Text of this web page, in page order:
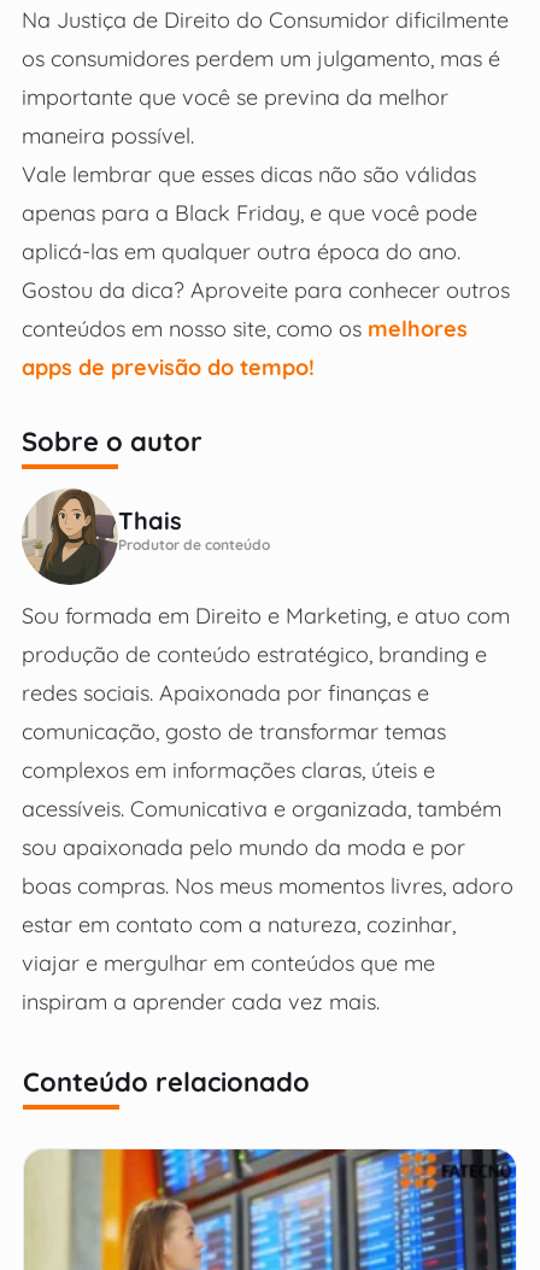
Na Justiça de Direito do Consumidor dificilmente
os consumidores perdem um julgamento, mas é
importante que você se previna da melhor
maneira possível.
Vale lembrar que esses dicas não são válidas
apenas para a Black Friday, e que você pode
aplicá-las em qualquer outra época do ano.
Gostou da dica? Aproveite para conhecer outros
conteúdos em nosso site, como os melhores
apps de previsão do tempo!
Sobre o autor
Thais
Produtor de conteúdo
Sou formada em Direito e Marketing, e atuo com
produção de conteúdo estratégico, branding e
redes sociais. Apaixonada por finanças e
comunicação, gosto de transformar temas
complexos em informações claras, úteis e
acessíveis. Comunicativa e organizada, também
sou apaixonada pelo mundo da moda e por
boas compras. Nos meus momentos livres, adoro
estar em contato com a natureza, cozinhar,
viajar e mergulhar em conteúdos que me
inspiram a aprender cada vez mais.
Conteúdo relacionado